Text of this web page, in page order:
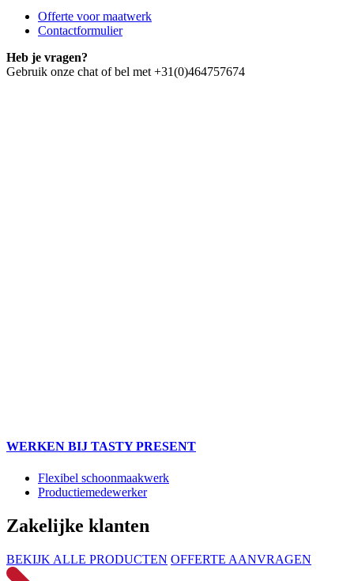
Offerte voor maatwerk
Contactformulier
Heb je vragen?
Gebruik onze chat of bel met +31(0)464757674
WERKEN BIJ TASTY PRESENT
Flexibel schoonmaakwerk
Productiemedewerker
Zakelijke klanten
BEKIJK ALLE PRODUCTEN OFFERTE AANVRAGEN